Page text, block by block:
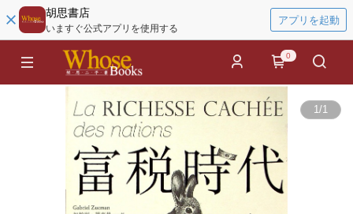
胡思書店
いますぐ公式アプリを使用する
アプリを起動
0
1/1